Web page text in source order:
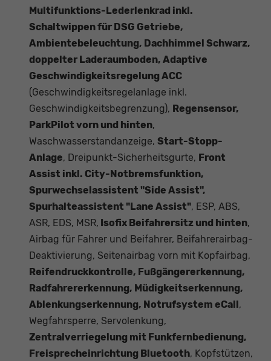
Multifunktions-Lederlenkrad inkl.
Schaltwippen für DSG Getriebe,
Ambientebeleuchtung, Dachhimmel Schwarz,
doppelter Laderaumboden, Adaptive
Geschwindigkeitsregelung ACC
(Geschwindigkeitsregelanlage inkl.
Geschwindigkeitsbegrenzung), Regensensor,
ParkPilot vorn und hinten,
Waschwasserstandanzeige, Start-Stopp-
Anlage, Dreipunkt-Sicherheitsgurte, Front
Assist inkl. City-Notbremsfunktion,
Spurwechselassistent "Side Assist",
Spurhalteassistent "Lane Assist", ESP, ABS,
ASR, EDS, MSR, Isofix Beifahrersitz und hinten,
Airbag für Fahrer und Beifahrer, Beifahrerairbag-
Deaktivierung, Seitenairbag vorn mit Kopfairbag,
Reifendruckkontrolle, Fußgängererkennung,
Radfahrererkennung, Müdigkeitserkennung,
Ablenkungserkennung, Notrufsystem eCall ,
Wegfahrsperre, Servolenkung,
Zentralverriegelung mit Funkfernbedienung,
Freisprecheinrichtung Bluetooth, Kopfstützen,